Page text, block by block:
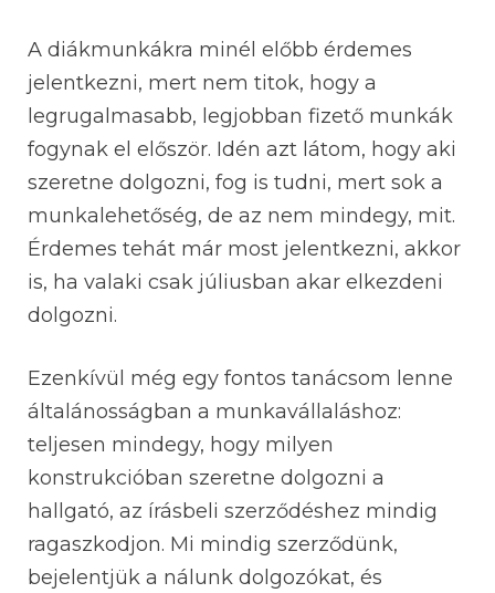
A diákmunkákra minél előbb érdemes
jelentkezni, mert nem titok, hogy a
legrugalmasabb, legjobban fizető munkák
fogynak el először. Idén azt látom, hogy aki
szeretne dolgozni, fog is tudni, mert sok a
munkalehetőség, de az nem mindegy, mit.
Érdemes tehát már most jelentkezni, akkor
is, ha valaki csak júliusban akar elkezdeni
dolgozni.
Ezenkívül még egy fontos tanácsom lenne
általánosságban a munkavállaláshoz:
teljesen mindegy, hogy milyen
konstrukcióban szeretne dolgozni a
hallgató, az írásbeli szerződéshez mindig
ragaszkodjon. Mi mindig szerződünk,
bejelentjük a nálunk dolgozókat, és